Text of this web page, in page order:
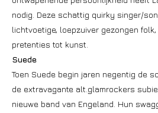
nodig. Deze schattig quirky singer/
lichtvoetige, loepzuiver gezongen
pretenties tot kunst.
Suede
Toen Suede begin jaren negentig de
de extravagante alt.glamrockers
nieuwe band van Engeland. Hun